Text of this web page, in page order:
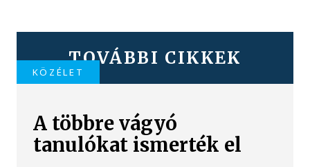
TOVÁBBI CIKKEK
KÖZÉLET
A többre vágyó
tanulókat ismerték el